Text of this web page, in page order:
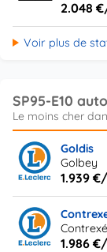
2.048
Voir plus de
SP95-E10
Goldis
Golbey
1.939
1.986